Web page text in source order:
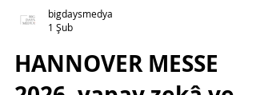
bigdaysmedya
HANNOVER MESSE